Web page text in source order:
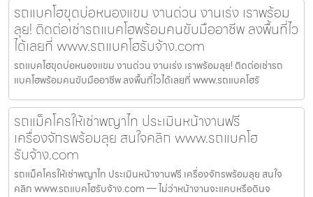
รถแบคโฮขุดบ่อหนองแขม งานด่วน งานเร่ง เราพร้อม
ลุย! ติดต่อเช่ารถแบคโฮพร้อมคนขับมืออาชีพ ลงพื้นที่ไว
ได้เลยที่ www.รถแบคโฮรับจ้าง.com
รถแบคโฮขุดบ่อหนองแขม งานด่วน งานเร่ง เราพร้อมลุย! ติดต่อเช่ารถ
แบคโฮพร้อมคนขับมืออาชีพ ลงพื้นที่ไวได้เลยที่ www.รถแบคโฮรั
รถแม็คโครให้เช่าพญาไท ประเมินหน้างานฟรี
เครื่องจักรพร้อมลุย สนใจคลิก www.รถแบคโฮ
รับจ้าง.com
รถแม็คโครให้เช่าพญาไท ประเมินหน้างานฟรี เครื่องจักรพร้อมลุย สนใจ
คลิก www.รถแบคโฮรับจ้าง.com — ไม่ว่าหน้างานจะแคบหรือดินจ